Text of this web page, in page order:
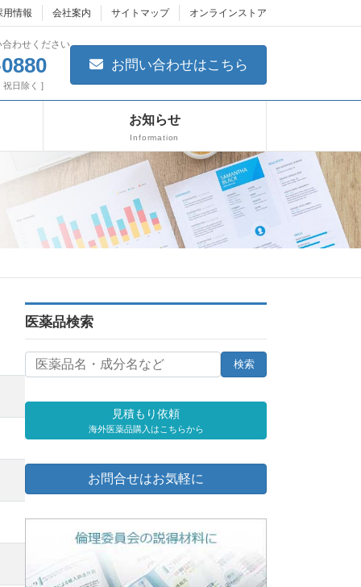
用情報 会社案内 サイトマップ オンラインストア
わせください
祝日除く ]
お問い合わせはこちら
お知らせ
Information
医薬品検索
見積もり依頼
海外医薬品購入はこちらから
お問合せはお気軽に